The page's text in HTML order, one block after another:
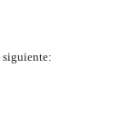
siguiente: